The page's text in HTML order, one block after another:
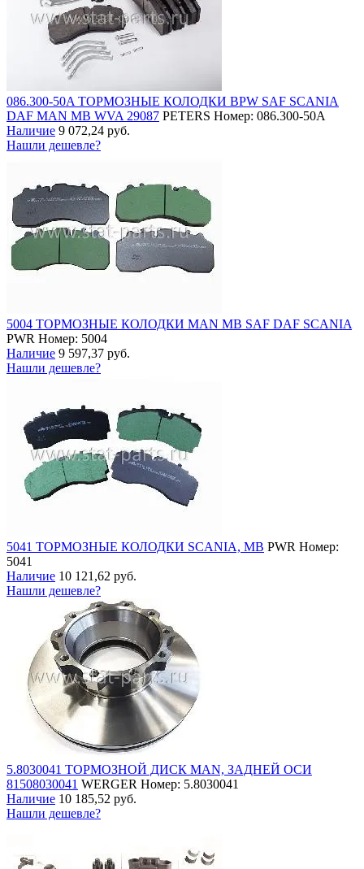
086.300-50A ТОРМОЗНЫЕ КОЛОДКИ BPW SAF SCANIA
DAF MAN MB WVA 29087 PETERS Номер: 086.300-50A
Наличие 9 072,24 руб.
Нашли дешевле?
5004 ТОРМОЗНЫЕ КОЛОДКИ MAN MB SAF DAF SCANIA
PWR Номер: 5004
Наличие 9 597,37 руб.
Нашли дешевле?
5041 ТОРМОЗНЫЕ КОЛОДКИ SCANIA, MB PWR Номер:
5041
Наличие 10 121,62 руб.
Нашли дешевле?
5.8030041 ТОРМОЗНОЙ ДИСК MAN, ЗАДНЕЙ ОСИ
81508030041 WERGER Номер: 5.8030041
Наличие 10 185,52 руб.
Нашли дешевле?